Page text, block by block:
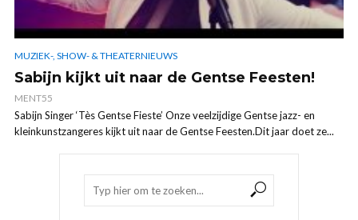
MUZIEK-, SHOW- & THEATERNIEUWS
Sabijn kijkt uit naar de Gentse Feesten!
MENT55
Sabijn Singer ‘Tès Gentse Fieste’ Onze veelzijdige Gentse jazz- en
kleinkunstzangeres kijkt uit naar de Gentse Feesten.Dit jaar doet ze...